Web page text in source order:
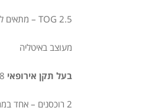
TOG 2.5 – מתאים לחורף
מעוצב באיטליה
בעל תקן אירופאי
2 רוכסנים – אחד במרכז והשני לחלק התחתון